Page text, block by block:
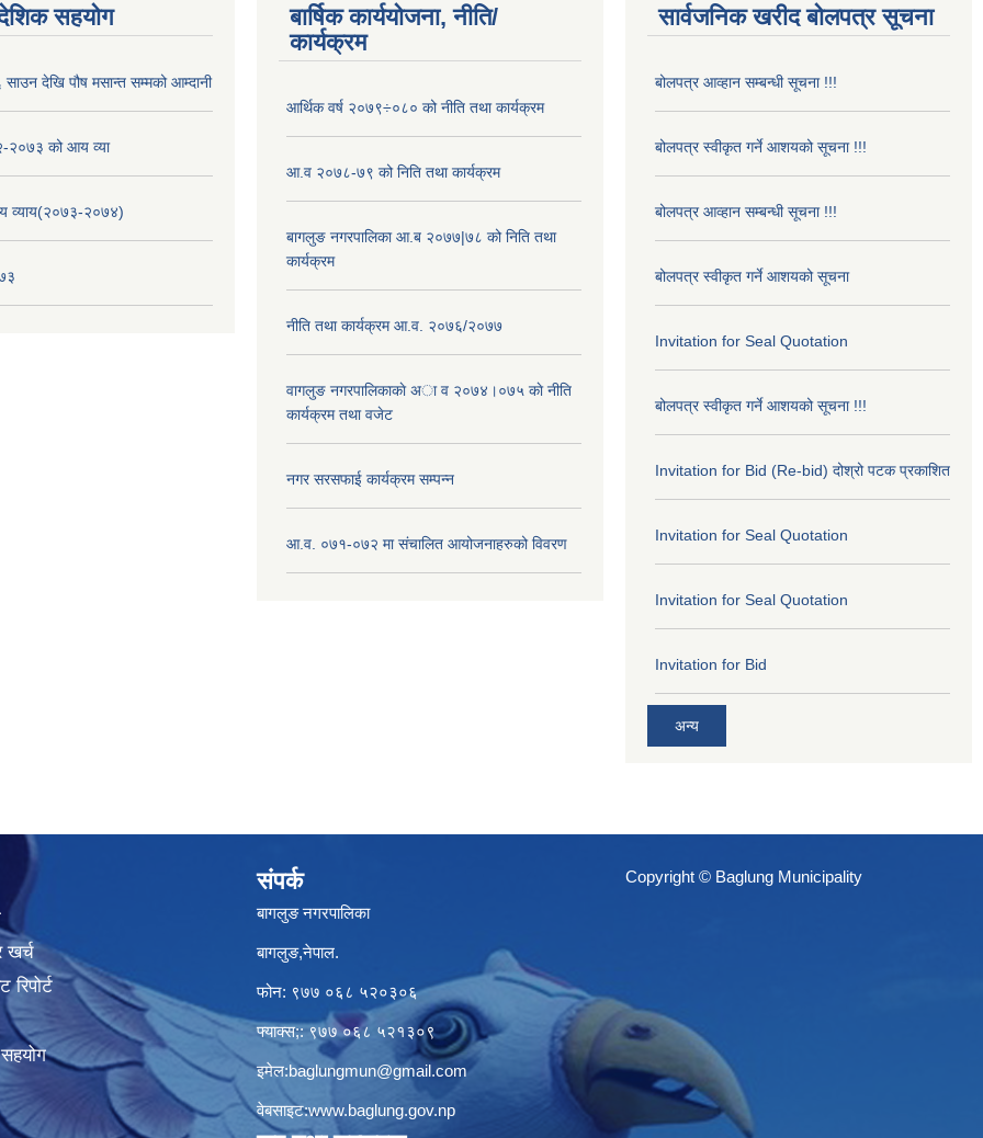
सहयोग
साउन देखि पौष मसान्त सम्मको आम्दानी
को आय व्या
२०७४)
बार्षिक कार्ययोजना, नीति/
कार्यक्रम
आर्थिक वर्ष २०७९÷०८० को नीति तथा कार्यक्रम
आ.व २०७८-७९ को निति तथा कार्यक्रम
बागलुङ नगरपालिका आ.ब २०७७|७८ को निति तथा
कार्यक्रम
नीति तथा कार्यक्रम आ.व. २०७६/२०७७
वागलुङ नगरपालिकाकाे अा‍ व २०७४।०७५ काे नीति
कार्यक्रम तथा वजेट
नगर सरसफाई कार्यक्रम सम्पन्न
आ.व. ०७१-०७२ मा संचालित आयोजनाहरुको विवरण
सार्वजनिक खरीद बोलपत्र सूचना
बोलपत्र आव्हान सम्बन्धी सूचना !!!
बोलपत्र स्वीकृत गर्ने आशयको सूचना !!!
बोलपत्र आव्हान सम्बन्धी सूचना !!!
बोलपत्र स्वीकृत गर्ने आशयको सूचना
Invitation for Seal Quotation
बोलपत्र स्वीकृत गर्ने आशयको सूचना !!!
Invitation for Bid (Re-bid) दोश्रो पटक प्रकाशित
Invitation for Seal Quotation
Invitation for Seal Quotation
Invitation for Bid
अन्य
खर्च
संपर्क
बागलुङ नगरपालिका
बागलुङ,नेपाल.
फोन: ९७७ ०६८ ५२०३०६
फ्याक्स;: ९७७ ०६८ ५२१३०९
इमेल:baglungmun@gmail.com
वेबसाइट:www.baglung.gov.np
Copyright © Baglung Municipality